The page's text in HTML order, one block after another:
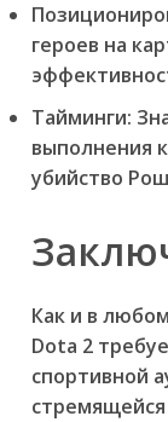
героев на
Тайминги:
выполнения
убийство
Как и в
Dota 2
спортивной